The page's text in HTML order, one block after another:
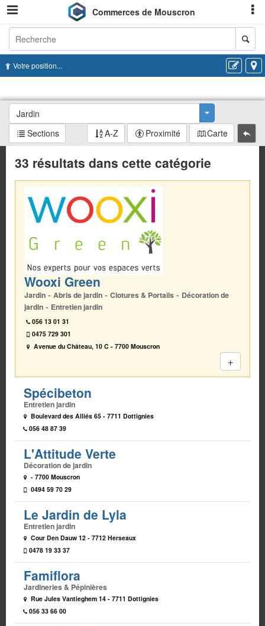
Commerces de Mouscron
Recherche
Votre position...
Jardin
Sections
A-Z Proximité Carte
33 résultats dans cette catégorie
Wooxi Green
Jardin - Abris de jardin - Clotures & Portails - Décoration de
jardin - Entretien jardin
056 13 01 31
0475 729 301
Avenue du Château, 10 C - 7700 Mouscron
+
Spécibeton
Entretien jardin
Boulevard des Alliés 65 - 7711 Dottignies
056 48 87 39
L'Attitude Verte
Décoration de jardin
- 7700 Mouscron
0494 59 70 29
Le Jardin de Lyla
Entretien jardin
Cour Den Dauw 12 - 7712 Herseaux
0478 19 33 37
Famiflora
Jardineries & Pépinières
Rue Jules Vantieghem 14 - 7711 Dottignies
056 33 66 00